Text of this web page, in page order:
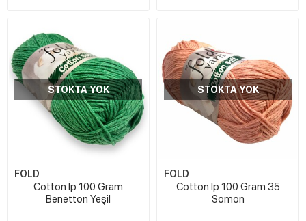
STOKTA YOK
FOLD
Cotton İp 100 Gram
Benetton Yeşil
STOKTA YOK
FOLD
Cotton İp 100 Gram 35
Somon